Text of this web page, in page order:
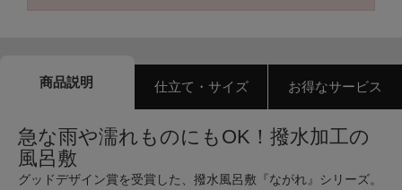
商品説明 仕立て・サイズ お得なサービス
急な雨や濡れものにもOK！撥水加工の
風呂敷
グッドデザイン賞を受賞した、撥水風呂敷『ながれ』シリーズ。